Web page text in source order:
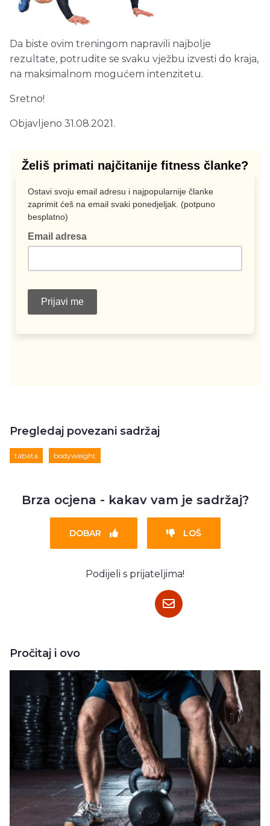
Da biste ovim treningom napravili najbolje
rezultate, potrudite se svaku vježbu izvesti do kraja,
na maksimalnom mogućem intenzitetu.
Sretno!
Objavljeno 31.08.2021.
Pregledaj povezani sadržaj
tabata bodyweight
Brza ocjena - kakav vam je sadržaj?
DOBAR LOŠ
Podijeli s prijateljima!
Pročitaj i ovo